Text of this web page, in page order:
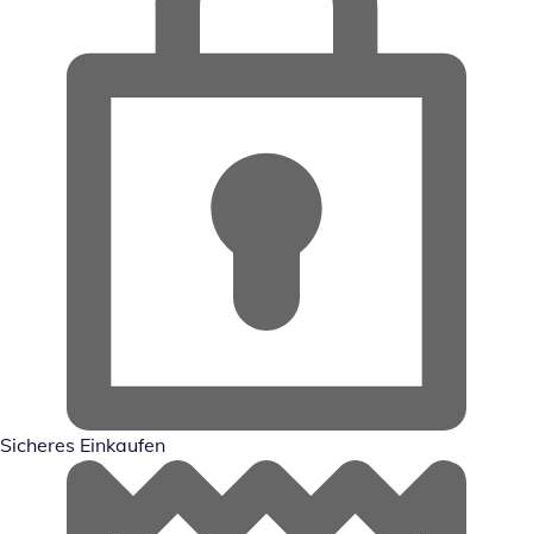
Sicheres Einkaufen